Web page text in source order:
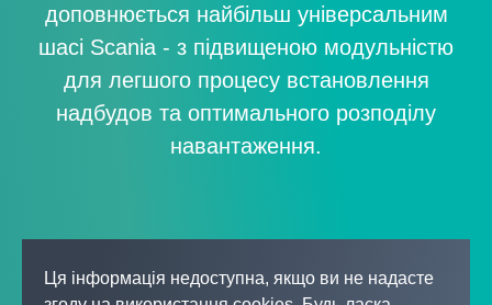
доповнюється найбільш універсальним
шасі Scania - з підвищеною модульністю
для легшого процесу встановлення
надбудов та оптимального розподілу
навантаження.
Ця інформація недоступна, якщо ви не надасте